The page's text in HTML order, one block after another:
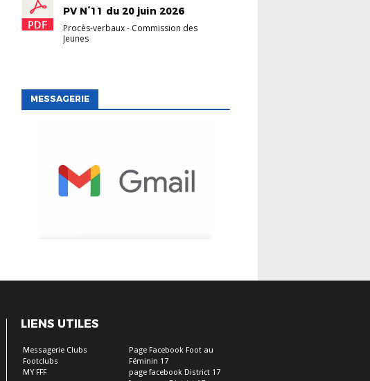
PV N°11 du 20 juin 2026
Procès-verbaux- Commission des
Jeunes
MESSAGERIE
LIENS UTILES
Messagerie Clubs
Footclubs
MY FFF
Page Facebook Foot au
Féminin 17
page facebook District 17